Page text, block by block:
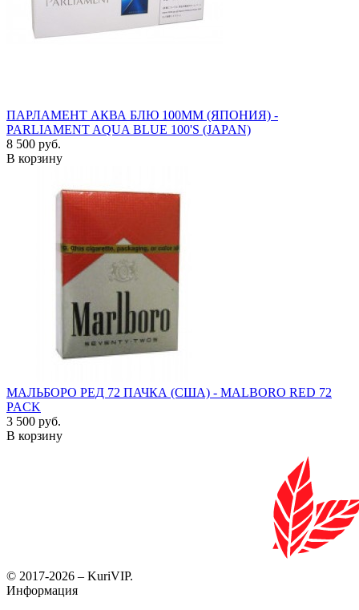
ПАРЛАМЕНТ АКВА БЛЮ 100ММ (ЯПОНИЯ) -
PARLIAMENT AQUA BLUE 100'S (JAPAN)
8 500 руб.
В корзину
МАЛЬБОРО РЕД 72 ПАЧКА (США) - MALBORO RED 72
PACK
3 500 руб.
В корзину
© 2017-2026 – KuriVIP.
Информация